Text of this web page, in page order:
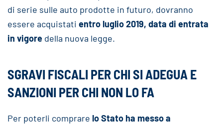
di serie sulle auto prodotte in futuro, dovranno
essere acquistati entro luglio 2019, data di entrata
in vigore della nuova legge.
SGRAVI FISCALI PER CHI SI ADEGUA E
SANZIONI PER CHI NON LO FA
Per poterli comprare lo Stato ha messo a